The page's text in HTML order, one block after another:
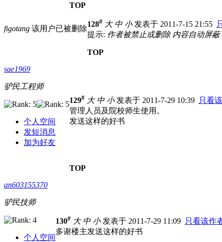
TOP
figotang 该用户已被删除
128# 大 中 小发表于 2011-7-15 21:55
提示: 作者被禁止或删除 内容自动屏蔽
TOP
sae1969
驴民工程师
个人空间
发短消息
加为好友
129# 大 中 小发表于 2011-7-29 10:39 只看
管理人员及院校师生使用。
发送这样的好书
TOP
an603155370
驴民技师
个人空间
130# 大 中 小发表于 2011-7-29 11:09 只看该作
多谢楼主发送这样的好书